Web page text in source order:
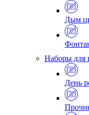
Дым
Наборы для
День